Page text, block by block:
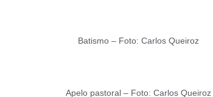
Batismo – Foto: Carlos Queiroz
Apelo pastoral – Foto: Carlos Queiroz